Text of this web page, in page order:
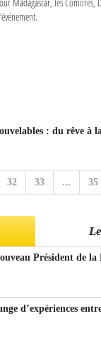
: du rêve à
32 33 ... 35
Président de
d’expériences